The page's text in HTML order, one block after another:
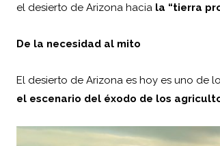
el desierto de Arizona hacia la “tierra
De la necesidad al mito
El desierto de Arizona es hoy es uno de
el escenario del éxodo de los